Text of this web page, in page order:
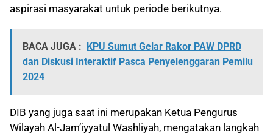
aspirasi masyarakat untuk periode berikutnya.
BACA JUGA : KPU Sumut Gelar Rakor PAW DPRD
dan Diskusi Interaktif Pasca Penyelenggaran Pemilu
2024
DIB yang juga saat ini merupakan Ketua Pengurus
Wilayah Al-Jam’iyyatul Washliyah, mengatakan langkah